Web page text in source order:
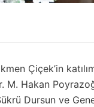
Çiçek’in
M. Hakan
Dursun ve